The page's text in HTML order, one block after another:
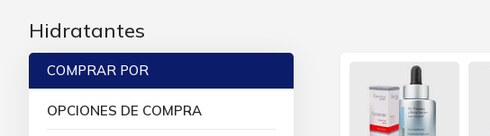
Hidratantes
COMPRAR POR
OPCIONES DE COMPRA